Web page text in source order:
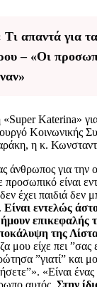
απαντά για τα
– «Οι
Katerina»
Κοινωνικής
η κ.
άνθρωπος για την
προσωπικό είναι
έχει παιδιά δεν
Είναι εντελώς
επικεφαλής
της
μου είχε πει ”σας
”γιατί” και
«Είναι